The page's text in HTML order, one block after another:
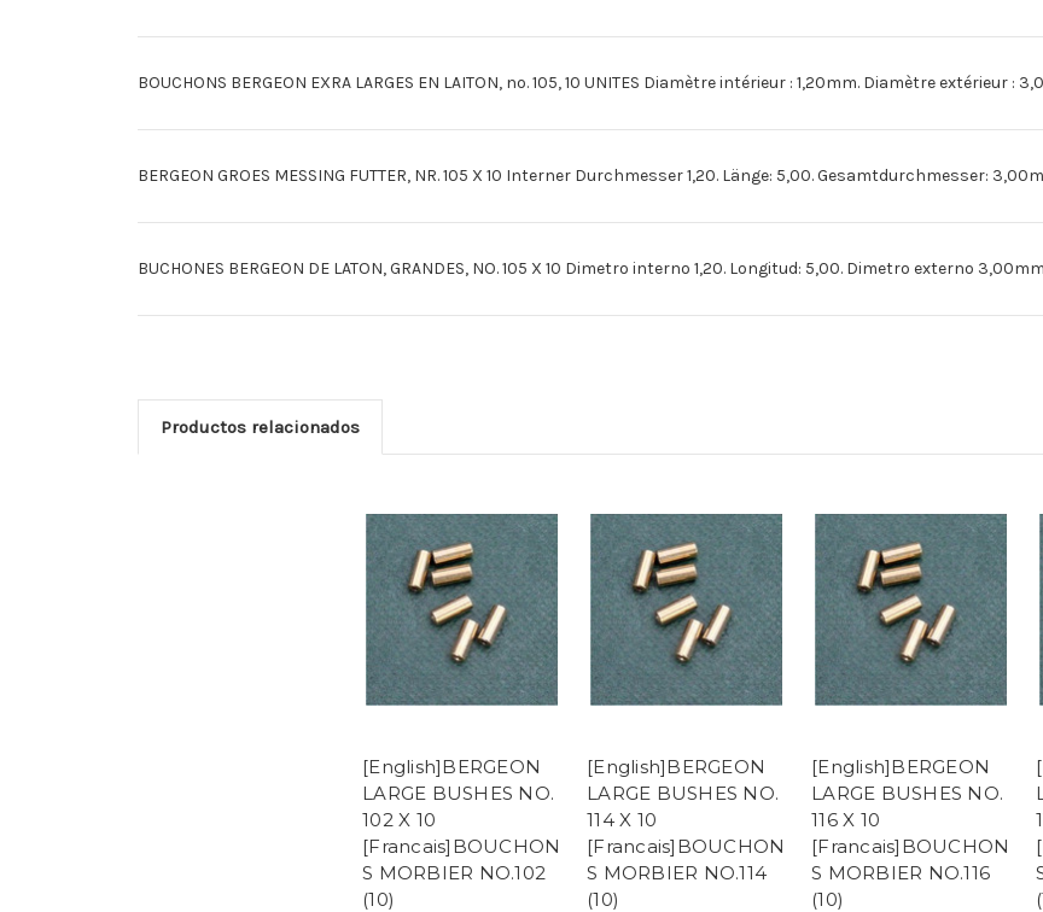
10 10
BOUCHONS BERGEON EXRA LARGES EN LAITON, no. 105, 10 UNITES Diamètre intérieur : 1,20mm. Diamètre extérieur :
BERGEON GROES MESSING FUTTER, NR. 105 X 10 Interner Durchmesser 1,20. Länge: 5,00. Gesamtdurchmesser:
BUCHONES BERGEON DE LATON, GRANDES, NO. 105 X 10 Dimetro interno 1,20. Longitud: 5,00. Dimetro externo
Productos relacionados
[English]BERGEON
LARGE BUSHES NO.
102 X 10
[Francais]BOUCHON
S MORBIER NO.102
(10)
[English]BERGEON
LARGE BUSHES NO.
114 X 10
[Francais]BOUCHON
S MORBIER NO.114
(10)
[English]BERGEON
LARGE BUSHES NO.
116 X 10
[Francais]BOUCHON
S MORBIER NO.116
(10)